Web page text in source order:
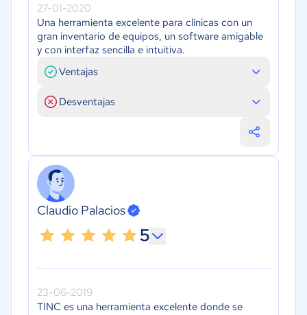
27-01-2020
Una herramienta excelente para clínicas con un
gran inventario de equipos, un software amigable
y con interfaz sencilla e intuitiva.
Ventajas
Desventajas
Claudio Palacios
5
23-06-2019
TINC es una herramienta excelente donde se